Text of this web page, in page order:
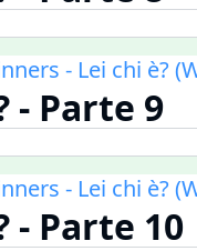
- Lei chi è?
- Parte 9
- Lei chi è?
- Parte 10